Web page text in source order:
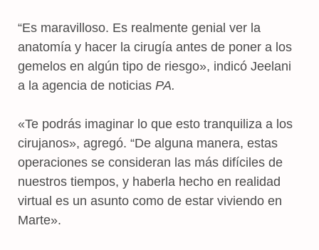
“Es maravilloso. Es realmente genial ver la
anatomía y hacer la cirugía antes de poner a los
gemelos en algún tipo de riesgo», indicó Jeelani
a la agencia de noticias PA.
«Te podrás imaginar lo que esto tranquiliza a los
cirujanos», agregó. “De alguna manera, estas
operaciones se consideran las más difíciles de
nuestros tiempos, y haberla hecho en realidad
virtual es un asunto como de estar viviendo en
Marte».